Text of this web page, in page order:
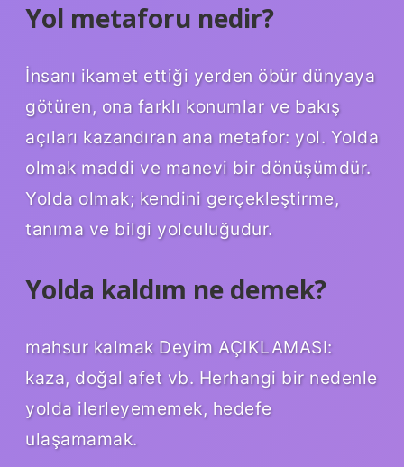
Yol metaforu nedir?
İnsanı ikamet ettiği yerden öbür dünyaya
götüren, ona farklı konumlar ve bakış
açıları kazandıran ana metafor: yol. Yolda
olmak maddi ve manevi bir dönüşümdür.
Yolda olmak; kendini gerçekleştirme,
tanıma ve bilgi yolculuğudur.
Yolda kaldım ne demek?
mahsur kalmak Deyim AÇIKLAMASI:
kaza, doğal afet vb. Herhangi bir nedenle
yolda ilerleyememek, hedefe
ulaşamamak.